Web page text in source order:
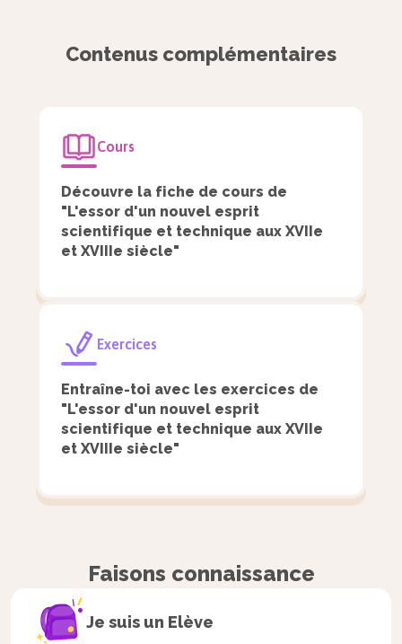
Angleterre, Académie royale des
recherches.
découvertes scientifiques
et la diffusion des
connaissances au
Au XVIII esiècle avec les Lumières, la
rupture définitive avec l’Église s’opère et
le progrès scientifique s’accélère.
alors en différents domaines spécialisés
Antoine Lavoisier révèle l’existence du
dioxyde de carbone et découvre la
composition de l’eau, Fahrenheit et
Contenus complémentaires
Cours
Découvre la fiche de cours de
"L'essor d'un nouvel esprit
scientifique et technique aux XVIIe
et XVIIIe siècle"
Exercices
Entraîne-toi avec les exercices de
"L'essor d'un nouvel esprit
scientifique et technique aux XVIIe
et XVIIIe siècle"
Faisons connaissance
Je suis un Elève